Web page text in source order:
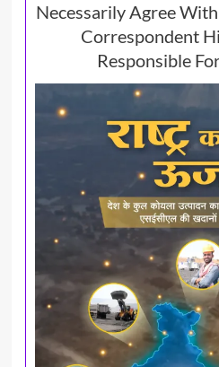
Necessarily Agree
Correspondent
Responsible